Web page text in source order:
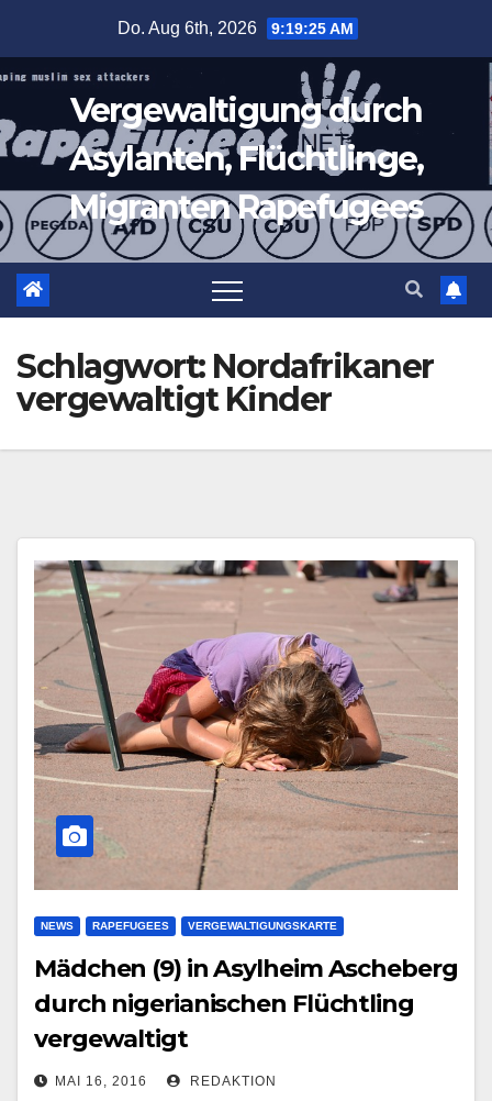
springen
Do. Aug 6th, 2026 9:19:27 AM
Vergewaltigung durch
Asylanten, Flüchtlinge,
Migranten Rapefugees
Schlagwort: Nordafrikaner
vergewaltigt Kinder
NEWS RAPEFUGEES VERGEWALTIGUNGSKARTE
Mädchen (9) in Asylheim Ascheberg
durch nigerianischen Flüchtling
vergewaltigt
MAI 16, 2016 REDAKTION